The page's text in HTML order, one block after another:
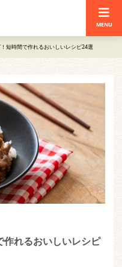
MENU
短時間で作れるおいしいレシピ24選
作れるおいしいレシピ